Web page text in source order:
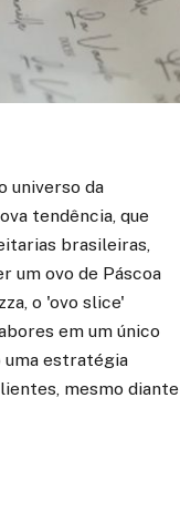
universo da
tendência, que
brasileiras,
um ovo de Páscoa
o 'ovo slice'
em um único
uma estratégia
mesmo diante